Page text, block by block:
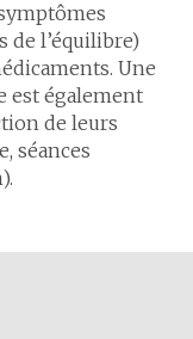
de l’équilibre)
Une
est également
de leurs
séances